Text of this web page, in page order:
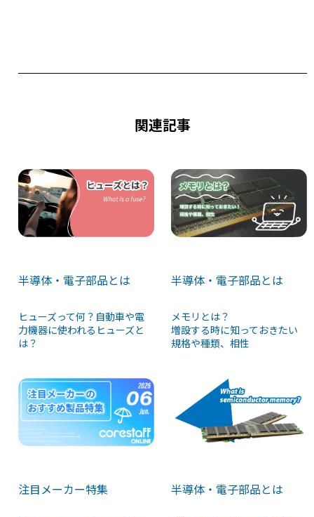
o s
関連記事
半導体・電子部品とは
ヒューズって何？自動車や電
力機器に使われるヒューズと
は？
半導体・電子部品とは
メモリとは？
増設する時に知っておきたい
規格や種類、相性
注目メーカー特集 半導体・電子部品とは